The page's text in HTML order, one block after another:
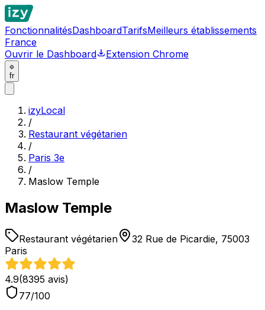
FonctionnalitésDashboardTarifsMeilleurs établissements
France
Ouvrir le Dashboard
Extension Chrome
fr
izyLocal
/
Restaurant végétarien
/
Paris 3e
/
Maslow Temple
Maslow Temple
Restaurant végétarien
32 Rue de Picardie, 75003
Paris
4.9(8395 avis)
77/100